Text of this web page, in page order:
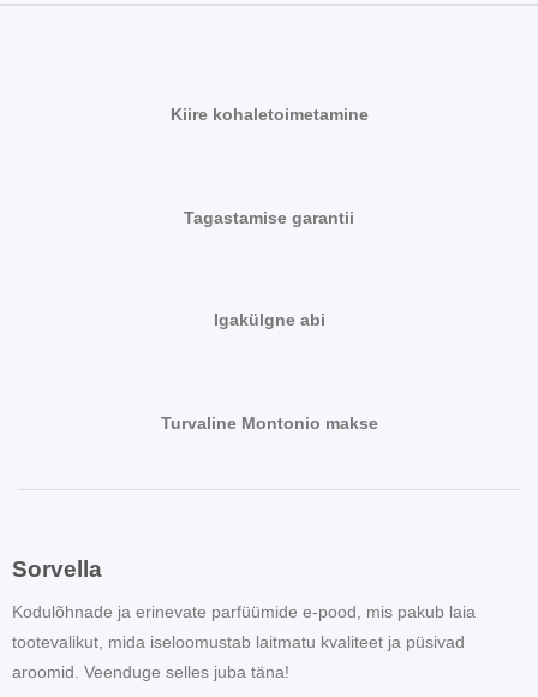
Kiire kohaletoimetamine
Tagastamise garantii
Igakülgne abi
Turvaline Montonio makse
Sorvella
Kodulõhnade ja erinevate parfüümide e-pood, mis pakub laia
tootevalikut, mida iseloomustab laitmatu kvaliteet ja püsivad
aroomid. Veenduge selles juba täna!